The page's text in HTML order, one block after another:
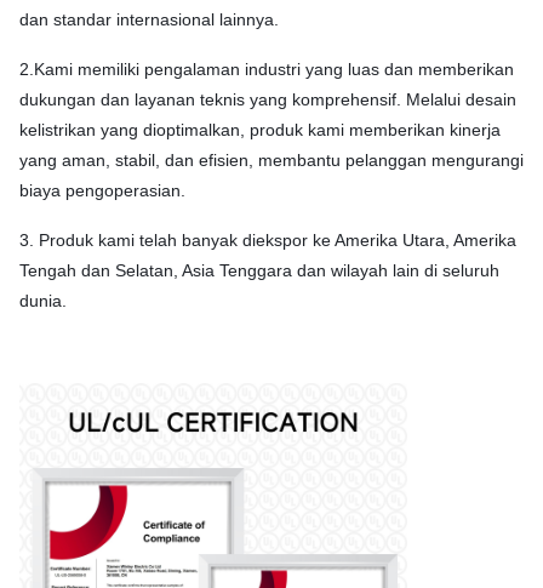
dan standar internasional lainnya.
2.Kami memiliki pengalaman industri yang luas dan memberikan
dukungan dan layanan teknis yang komprehensif. Melalui desain
kelistrikan yang dioptimalkan, produk kami memberikan kinerja
yang aman, stabil, dan efisien, membantu pelanggan mengurangi
biaya pengoperasian.
3. Produk kami telah banyak diekspor ke Amerika Utara, Amerika
Tengah dan Selatan, Asia Tenggara dan wilayah lain di seluruh
dunia.